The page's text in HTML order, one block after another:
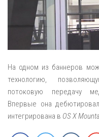
На одном из баннеров
технологию,
потоковую передачу
Впервые она
интегрирована в OS X